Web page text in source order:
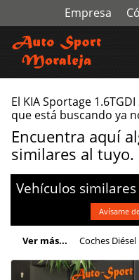
Empresa
El KIA Sportage
que está buscando ya
Encuentra aquí
similares al tuyo.
Vehículos similares
Avísame
Ver más... Coches Diésel